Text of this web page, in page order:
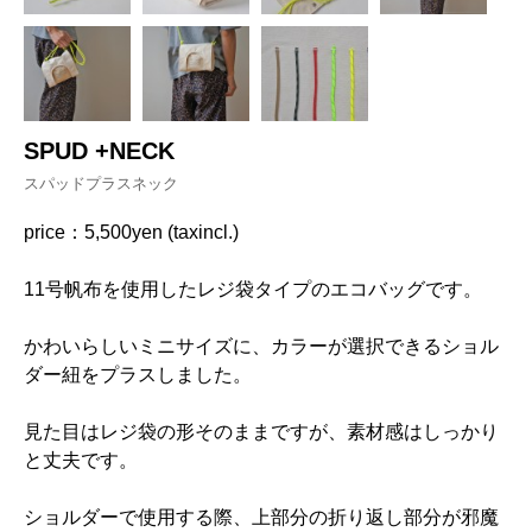
SPUD +NECK
スパッドプラスネック
price：5,500yen (taxincl.)
11号帆布を使用したレジ袋タイプのエコバッグです。
かわいらしいミニサイズに、カラーが選択できるショル
ダー紐をプラスしました。
見た目はレジ袋の形そのままですが、素材感はしっかり
と丈夫です。
ショルダーで使用する際、上部分の折り返し部分が邪魔